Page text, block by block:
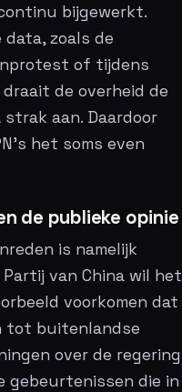
bijgewerkt.
zoals de
of tijdens
de overheid de
aan. Daardoor
het soms even
de publieke opinie
is namelijk
van China wil het
voorkomen dat
tot buitenlandse
over de regering
gebeurtenissen die in